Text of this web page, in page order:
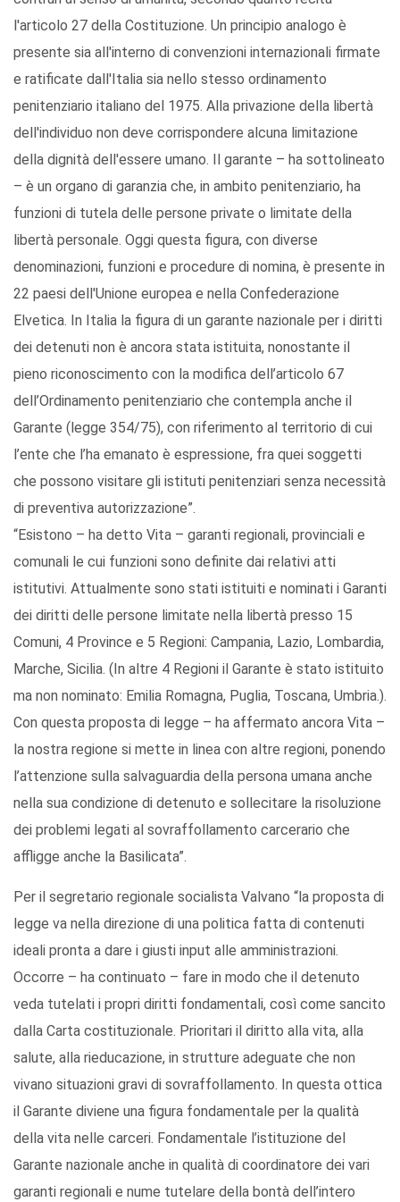
l'articolo 27 della Costituzione. Un principio analogo è
presente sia all'interno di convenzioni internazionali firmate
e ratificate dall'Italia sia nello stesso ordinamento
penitenziario italiano del 1975. Alla privazione della libertà
dell'individuo non deve corrispondere alcuna limitazione
della dignità dell'essere umano. Il garante – ha sottolineato
– è un organo di garanzia che, in ambito penitenziario, ha
funzioni di tutela delle persone private o limitate della
libertà personale. Oggi questa figura, con diverse
denominazioni, funzioni e procedure di nomina, è presente in
22 paesi dell'Unione europea e nella Confederazione
Elvetica. In Italia la figura di un garante nazionale per i diritti
dei detenuti non è ancora stata istituita, nonostante il
pieno riconoscimento con la modifica dell’articolo 67
dell’Ordinamento penitenziario che contempla anche il
Garante (legge 354/75), con riferimento al territorio di cui
l’ente che l’ha emanato è espressione, fra quei soggetti
che possono visitare gli istituti penitenziari senza necessità
di preventiva autorizzazione”.
“Esistono – ha detto Vita – garanti regionali, provinciali e
comunali le cui funzioni sono definite dai relativi atti
istitutivi. Attualmente sono stati istituiti e nominati i Garanti
dei diritti delle persone limitate nella libertà presso 15
Comuni, 4 Province e 5 Regioni: Campania, Lazio, Lombardia,
Marche, Sicilia. (In altre 4 Regioni il Garante è stato istituito
ma non nominato: Emilia Romagna, Puglia, Toscana, Umbria.).
Con questa proposta di legge – ha affermato ancora Vita –
la nostra regione si mette in linea con altre regioni, ponendo
l’attenzione sulla salvaguardia della persona umana anche
nella sua condizione di detenuto e sollecitare la risoluzione
dei problemi legati al sovraffollamento carcerario che
affligge anche la Basilicata”.
Per il segretario regionale socialista Valvano “la proposta di
legge va nella direzione di una politica fatta di contenuti
ideali pronta a dare i giusti input alle amministrazioni.
Occorre – ha continuato – fare in modo che il detenuto
veda tutelati i propri diritti fondamentali, così come sancito
dalla Carta costituzionale. Prioritari il diritto alla vita, alla
salute, alla rieducazione, in strutture adeguate che non
vivano situazioni gravi di sovraffollamento. In questa ottica
il Garante diviene una figura fondamentale per la qualità
della vita nelle carceri. Fondamentale l’istituzione del
Garante nazionale anche in qualità di coordinatore dei vari
garanti regionali e nume tutelare della bontà dell’intero